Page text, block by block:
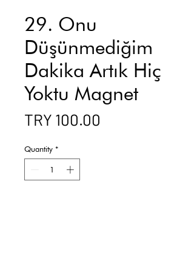
29. Onu
Düşünmediğim
Dakika Artık Hiç
Yoktu Magnet
TRY 100.00
Quantity *